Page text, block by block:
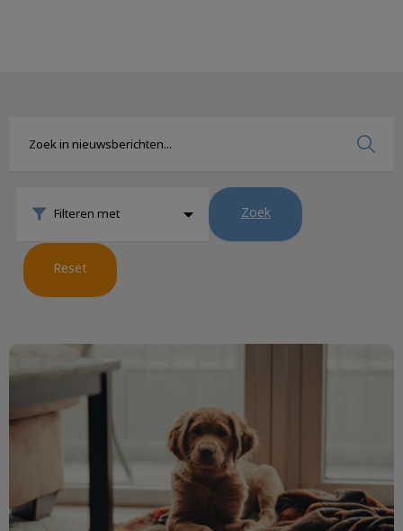
Filteren met Zoek
Reset
Aantal huisdieren in NL